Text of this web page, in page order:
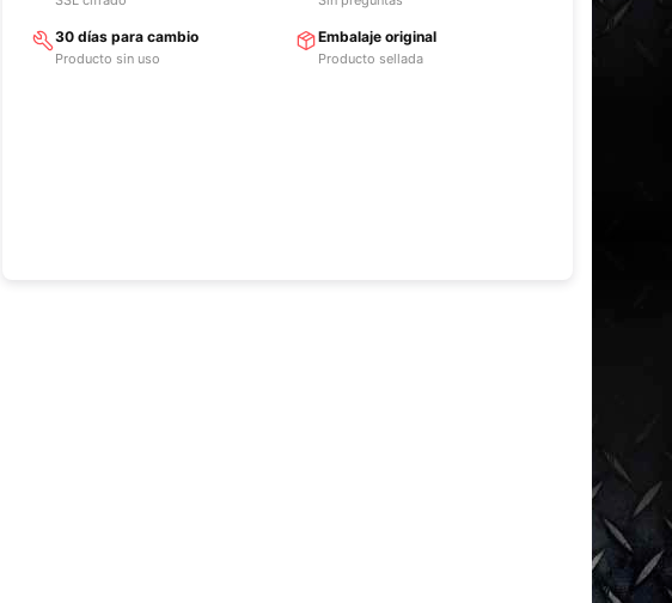
30 días para cambio
Producto sin uso
Embalaje original
Producto sellada